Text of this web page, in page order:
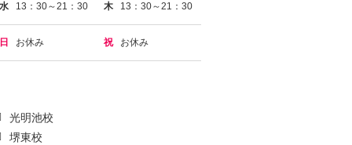
水 13：30～21：30 木 13：30～21：30
日 お休み 祝 お休み
光明池校
堺東校